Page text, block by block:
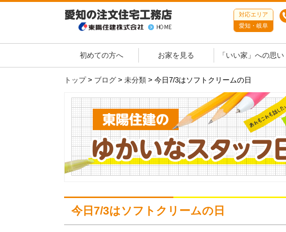
対応エリア
愛知・岐阜
初めての方へ お家を見る 「いい家」への思い
トップ> ブログ > 未分類 > 今日7/3はソフトクリームの日
今日7/3はソフトクリームの日